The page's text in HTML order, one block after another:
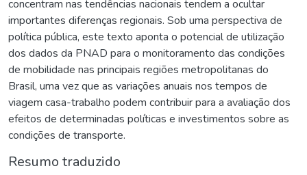
concentram nas tendências nacionais tendem a ocultar
importantes diferenças regionais. Sob uma perspectiva de
política pública, este texto aponta o potencial de utilização
dos dados da PNAD para o monitoramento das condições
de mobilidade nas principais regiões metropolitanas do
Brasil, uma vez que as variações anuais nos tempos de
viagem casa-trabalho podem contribuir para a avaliação dos
efeitos de determinadas políticas e investimentos sobre as
condições de transporte.
Resumo traduzido